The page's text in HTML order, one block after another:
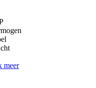
meer